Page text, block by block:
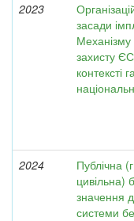
2023
засади
Механізму
захисту
контексті
2024
Публічна
цивільна)
значення
системи